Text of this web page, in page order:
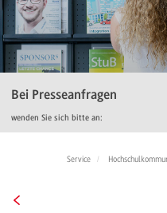
Bei Presseanfragen
wenden Sie sich bitte an:
Service